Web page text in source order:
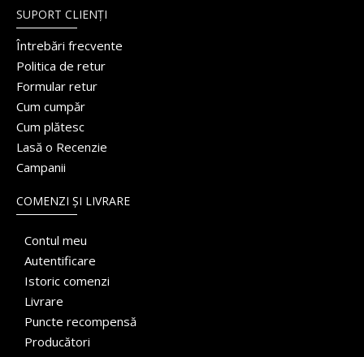
SUPORT CLIENȚI
Întrebări frecvente
Politica de retur
Formular retur
Cum cumpăr
Cum plătesc
Lasă o Recenzie
Campanii
COMENZI ȘI LIVRARE
Contul meu
Autentificare
Istoric comenzi
Livrare
Puncte recompensă
Producători